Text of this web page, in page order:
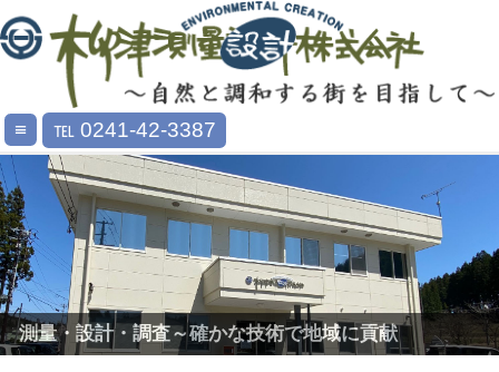
≡ ℡ 0241-42-3387
測量・設計・調査～確かな技術で地域に貢献